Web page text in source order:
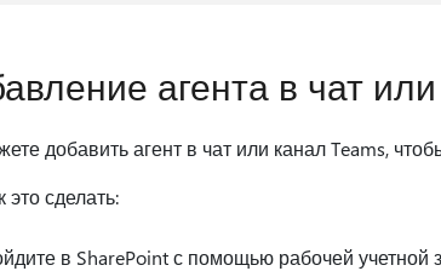
агента в чат
добавить агент в чат или канал Teams,
это сделать:
в SharePoint с помощью рабочей учетной